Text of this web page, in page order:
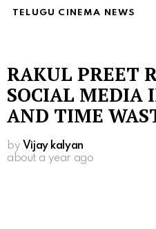
TELUGU CINEMA NEWS
RAKUL PREET
SOCIAL MEDIA
AND TIME
by Vijay kalyan
about a year ago